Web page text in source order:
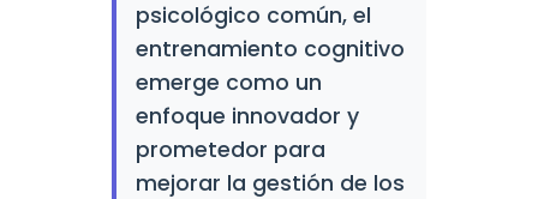
psicológico común, el
entrenamiento cognitivo
emerge como un
enfoque innovador y
prometedor para
mejorar la gestión de los